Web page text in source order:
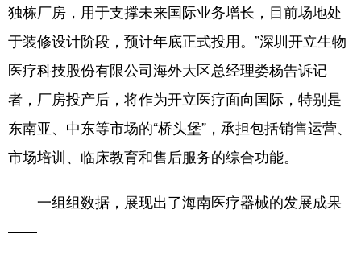
独栋厂房，用于支撑未来国际业务增长，目前场地处
于装修设计阶段，预计年底正式投用。”深圳开立生物
医疗科技股份有限公司海外大区总经理娄杨告诉记
者，厂房投产后，将作为开立医疗面向国际，特别是
东南亚、中东等市场的“桥头堡”，承担包括销售运营、
市场培训、临床教育和售后服务的综合功能。
一组组数据，展现出了海南医疗器械的发展成果
——